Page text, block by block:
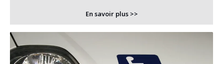
En savoir plus >>